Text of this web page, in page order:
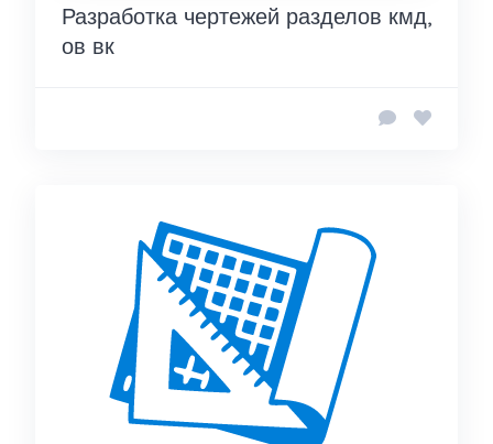
Разработка чертежей разделов кмд,
ов вк